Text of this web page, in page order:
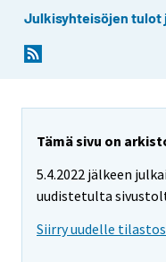
Julkisyhteisöjen tulot
Tämä sivu on
5.4.2022 jälkeen
uudistetulta
Siirry uudelle